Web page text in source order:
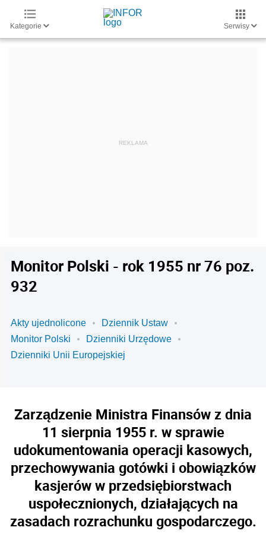
Kategorie Serwisy
Monitor Polski - rok 1955 nr 76 poz.
932
Akty ujednolicone
Dziennik Ustaw
Monitor Polski
Dzienniki Urzędowe
Dzienniki Unii Europejskiej
Zarządzenie Ministra Finansów z dnia
11 sierpnia 1955 r. w sprawie
udokumentowania operacji kasowych,
przechowywania gotówki i obowiązków
kasjerów w przedsiębiorstwach
uspołecznionych, działających na
zasadach rozrachunku gospodarczego.